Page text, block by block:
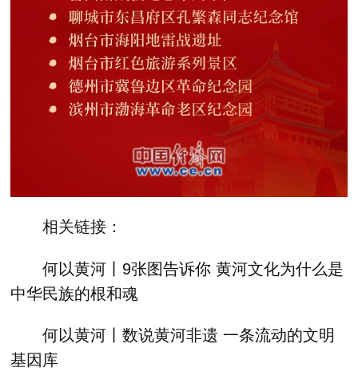
相关链接：
何以黄河丨9张图告诉你 黄河文化为什么是
中华民族的根和魂
何以黄河丨数说黄河非遗 一条流动的文明
基因库